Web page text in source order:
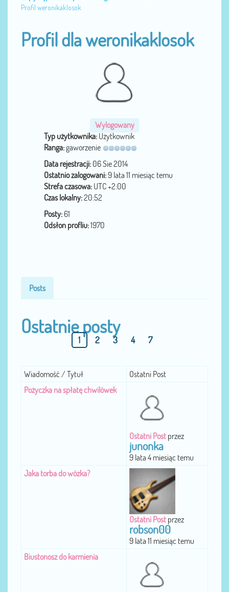
Profil weronikaklosok
Profil dla weronikaklosok
Wylogowany
Typ użytkownika: Użytkownik
Ranga:gaworzenie
Data rejestracji: 06 Sie 2014
Ostatnio zalogowani:9 lata 11 miesiąc temu
Strefa czasowa: UTC +2:00
Czas lokalny:20:52
Posty: 61
Odsłon profliu:1970
Posts
Ostatnie posty
1 2 3 4 7
Wiadomość / Tytuł
Ostatni Post
Pożyczka na spłatę chwilówek
Ostatni Post przez
junonka
9 lata 4 miesiąc temu
Jaka torba do wózka?
Ostatni Post przez
robson00
9 lata 11 miesiąc temu
Biustonosz do karmienia